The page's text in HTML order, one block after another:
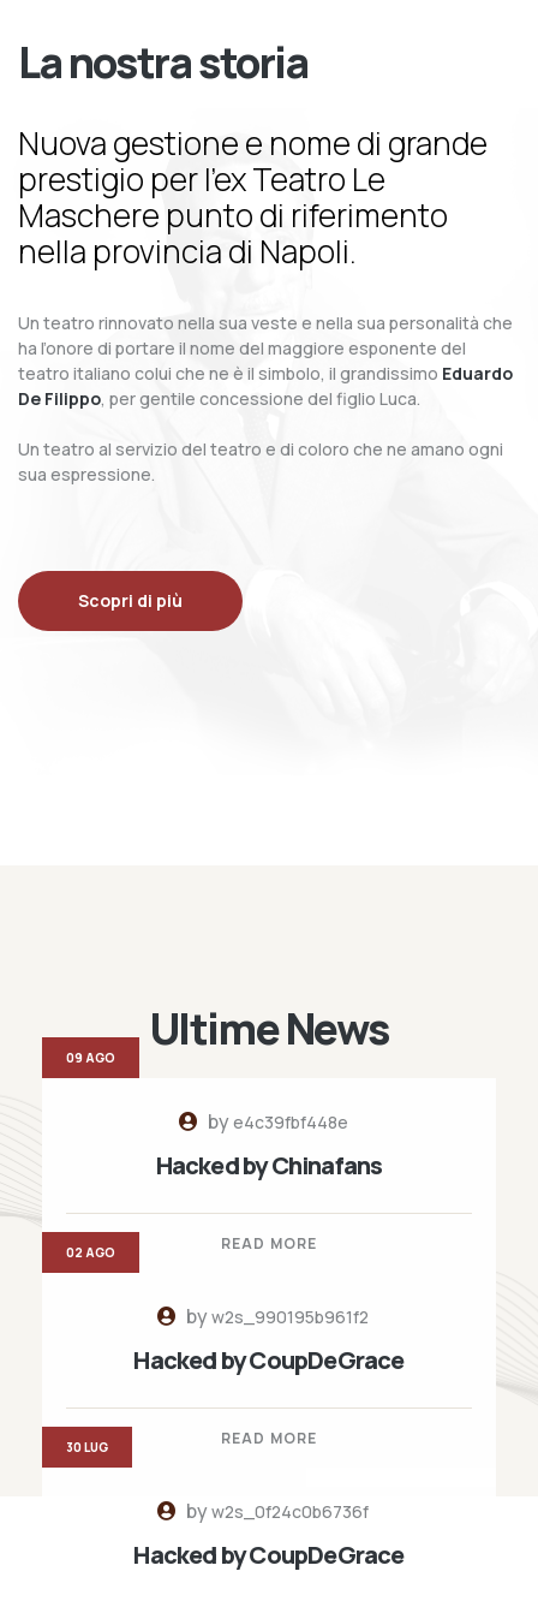
La nostra storia
Nuova gestione e nome di grande
prestigio per l’ex Teatro Le
Maschere punto di riferimento
nella provincia di Napoli.
Un teatro rinnovato nella sua veste e nella sua personalità che
ha l’onore di portare il nome del maggiore esponente del
teatro italiano colui che ne è il simbolo, il grandissimo Eduardo
De Filippo, per gentile concessione del figlio Luca.
Un teatro al servizio del teatro e di coloro che ne amano ogni
sua espressione.
Scopri di più
Ultime News
bye4c39fbf448e
Hacked by Chinafans
READ MORE
09 AGO
byw2s_990195b961f2
Hacked by CoupDeGrace
READ MORE
02 AGO
byw2s_0f24c0b6736f
Hacked by CoupDeGrace
30 LUG